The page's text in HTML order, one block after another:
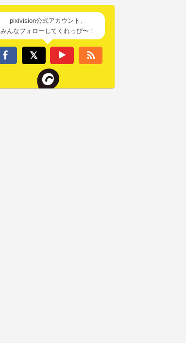
pixivision公式アカウント、
みんなフォローしてくれっぴ〜！